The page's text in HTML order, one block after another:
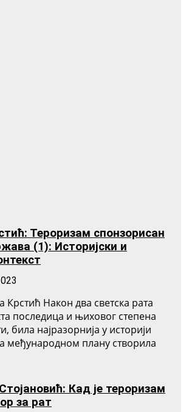
Тероризам спонзорисан
(1): Историјски и
Након два светска рата
последица и њиховог степена
била најразорнија у историји
међународном плану створила
Кад је тероризам
за рат